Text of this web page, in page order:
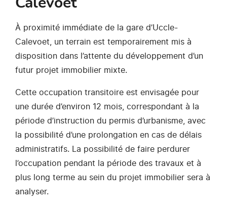
Calevoet
À proximité immédiate de la gare d’Uccle-
Calevoet, un terrain est temporairement mis à
disposition dans l’attente du développement d’un
futur projet immobilier mixte.
Cette occupation transitoire est envisagée pour
une durée d’environ 12 mois, correspondant à la
période d’instruction du permis d’urbanisme, avec
la possibilité d’une prolongation en cas de délais
administratifs. La possibilité de faire perdurer
l’occupation pendant la période des travaux et à
plus long terme au sein du projet immobilier sera à
analyser.